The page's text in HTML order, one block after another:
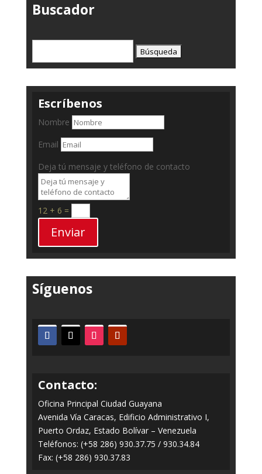
Buscador
Escríbenos
Nombre
Email
Deja tú mensaje y teléfono de contacto
12 + 6 =
Enviar
Síguenos
Contacto:
Oficina Principal Ciudad Guayana
Avenida Vía Caracas, Edificio Administrativo I,
Puerto Ordaz, Estado Bolívar – Venezuela
Teléfonos: (+58 286) 930.37.75 / 930.34.84
Fax: (+58 286) 930.37.83